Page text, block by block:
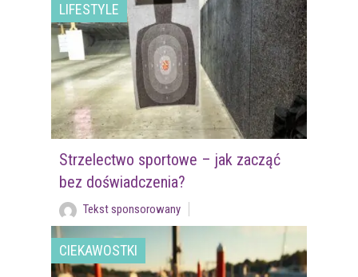
LIFESTYLE
Strzelectwo sportowe – jak zacząć
bez doświadczenia?
Tekst sponsorowany
CIEKAWOSTKI